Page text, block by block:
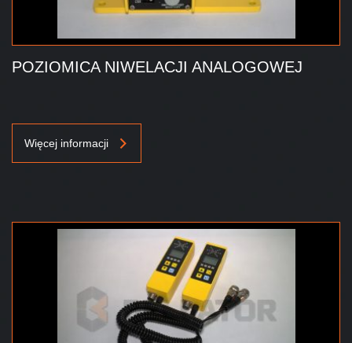
POZIOMICA NIWELACJI ANALOGOWEJ
Więcej informacji